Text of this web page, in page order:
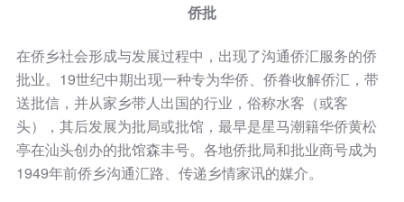
侨批
在侨乡社会形成与发展过程中，出现了沟通侨汇服务的侨
批业。19世纪中期出现一种专为华侨、侨眷收解侨汇，带
送批信，并从家乡带人出国的行业，俗称水客（或客
头），其后发展为批局或批馆，最早是星马潮籍华侨黄松
亭在汕头创办的批馆森丰号。各地侨批局和批业商号成为
1949年前侨乡沟通汇路、传递乡情家讯的媒介。